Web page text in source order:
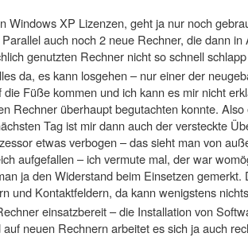
Windows XP Lizenzen, geht ja nur noch
auch noch 2 neue Rechner, die dann in
genutzten Rechner nicht so schnell
da, es kann losgehen – nur einer der
Füße kommen und ich kann es mir nicht
Rechner überhaupt begutachten konnte. Also
Tag ist mir dann auch der versteckte
etwas verbogen – das sieht man von
aufgefallen – ich vermute mal, der war
ja den Widerstand beim Einsetzen gemerkt.
und Kontaktfeldern, da kann wenigstens
einsatzbereit – die Installation von
neuen Rechnern arbeitet es sich ja auch